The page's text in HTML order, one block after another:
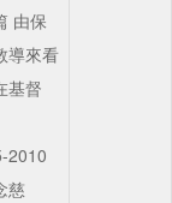
由保
導來看
基督
2010
慈